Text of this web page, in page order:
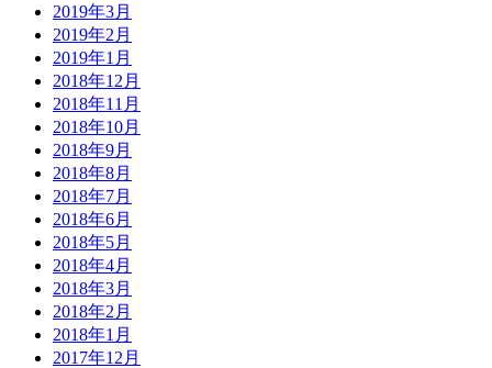
2019年3月
2019年2月
2019年1月
2018年12月
2018年11月
2018年10月
2018年9月
2018年8月
2018年7月
2018年6月
2018年5月
2018年4月
2018年3月
2018年2月
2018年1月
2017年12月